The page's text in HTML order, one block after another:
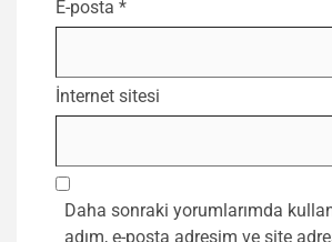
E-posta *
İnternet sitesi
Daha sonraki yorumlarımda
adım, e-posta adresim ve site